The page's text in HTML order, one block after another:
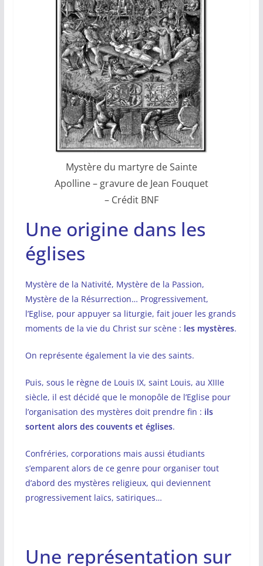
Mystère du martyre de Sainte
Apolline – gravure de Jean Fouquet
– Crédit BNF
Une origine dans les
églises
Mystère de la Nativité, Mystère de la Passion,
Mystère de la Résurrection… Progressivement,
l’Eglise, pour appuyer sa liturgie, fait jouer les grands
moments de la vie du Christ sur scène : les mystères.
On représente également la vie des saints.
Puis, sous le règne de Louis IX, saint Louis, au XIIIe
siècle, il est décidé que le monopôle de l’Eglise pour
l’organisation des mystères doit prendre fin : ils
sortent alors des couvents et églises.
Confréries, corporations mais aussi étudiants
s’emparent alors de ce genre pour organiser tout
d’abord des mystères religieux, qui deviennent
progressivement laïcs, satiriques…
Une représentation sur